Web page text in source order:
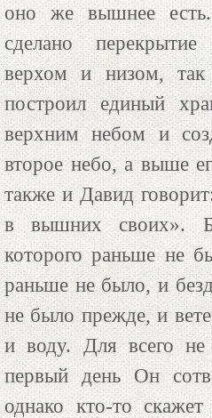
оно же вышнее
сделано
верхом и низом,
построил единый
верхним небом и
второе небо, а выше
также и Давид
в вышних своих».
которого раньше не
раньше не было, и
не было прежде, и
и воду. Для всего не
первый день Он
однако кто-то